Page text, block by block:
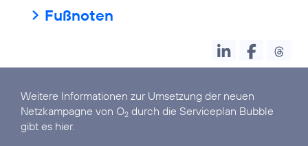
Fußnoten
Weitere Informationen zur Umsetzung der neuen
Netzkampagne von O2 durch die Serviceplan Bubble
gibt es hier.